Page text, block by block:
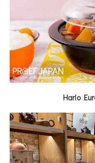
Hario